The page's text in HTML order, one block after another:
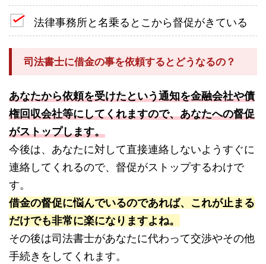
法律事務所と名乗るとこから督促がきている
司法書士に借金の事を依頼するとどうなるの？
あなたから依頼を受けたという通知を金融会社や債
権回収会社等にしてくれますので、あなたへの督促
がストップします。
今後は、あなたに対して直接連絡しないようすぐに
連絡してくれるので、督促がストップするわけで
す。
借金の督促に悩んでいるのであれば、これが止まる
だけでも非常に楽になりますよね。
その後は司法書士があなたに代わって交渉やその他
手続きをしてくれます。